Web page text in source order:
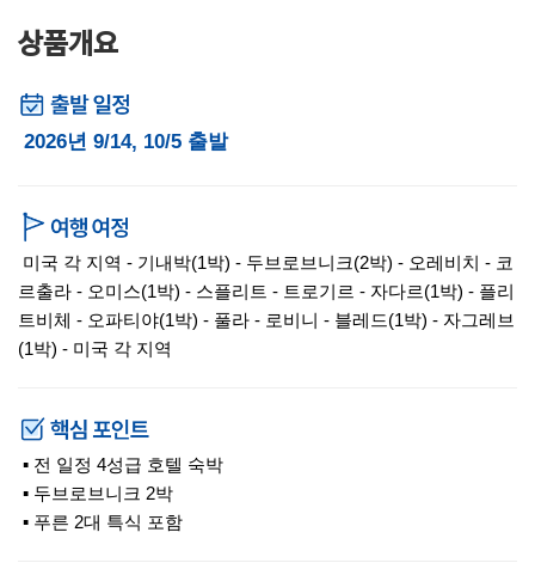
상품개요
2026년 9/14, 10/5 출발
미국 각 지역 - 기내박(1박) - 두브로브니크(2박) - 오레비치 - 코
르출라 - 오미스(1박) - 스플리트 - 트로기르 - 자다르(1박) - 플리
트비체 - 오파티야(1박) - 풀라 - 로비니 - 블레드(1박) - 자그레브
(1박) - 미국 각 지역
▪ 전 일정 4성급 호텔 숙박
▪ 두브로브니크 2박
▪ 푸른 2대 특식 포함